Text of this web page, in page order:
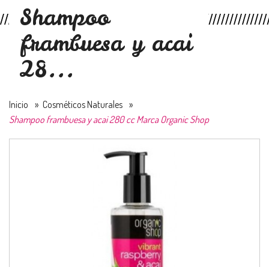
Shampoo
frambuesa y acai
28...
Inicio » Cosméticos Naturales »
Shampoo frambuesa y acai 280 cc Marca Organic Shop